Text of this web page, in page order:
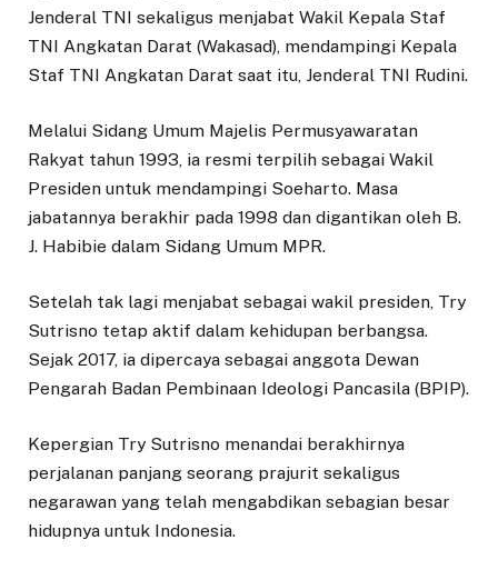
Jenderal TNI sekaligus menjabat Wakil Kepala Staf
TNI Angkatan Darat (Wakasad), mendampingi Kepala
Staf TNI Angkatan Darat saat itu, Jenderal TNI Rudini.
Melalui Sidang Umum Majelis Permusyawaratan
Rakyat tahun 1993, ia resmi terpilih sebagai Wakil
Presiden untuk mendampingi Soeharto. Masa
jabatannya berakhir pada 1998 dan digantikan oleh B.
J. Habibie dalam Sidang Umum MPR.
Setelah tak lagi menjabat sebagai wakil presiden, Try
Sutrisno tetap aktif dalam kehidupan berbangsa.
Sejak 2017, ia dipercaya sebagai anggota Dewan
Pengarah Badan Pembinaan Ideologi Pancasila (BPIP).
Kepergian Try Sutrisno menandai berakhirnya
perjalanan panjang seorang prajurit sekaligus
negarawan yang telah mengabdikan sebagian besar
hidupnya untuk Indonesia.